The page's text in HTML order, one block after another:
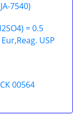
7540)
= 0.5
USP
00564